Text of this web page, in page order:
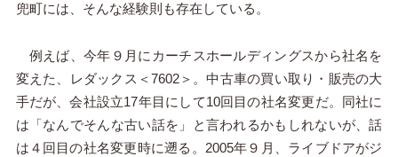
兜町には、そんな経験則も存在している。
例えば、今年９月にカーチスホールディングスから社名を
変えた、レダックス＜7602＞。中古車の買い取り・販売の大
手だが、会社設立17年目にして10回目の社名変更だ。同社に
は「なんでそんな古い話を」と言われるかもしれないが、話
は４回目の社名変更時に遡る。2005年９月、ライブドアがジ